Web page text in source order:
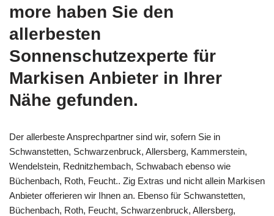
more haben Sie den
allerbesten
Sonnenschutzexperte für
Markisen Anbieter in Ihrer
Nähe gefunden.
Der allerbeste Ansprechpartner sind wir, sofern Sie in
Schwanstetten, Schwarzenbruck, Allersberg, Kammerstein,
Wendelstein, Rednitzhembach, Schwabach ebenso wie
Büchenbach, Roth, Feucht.. Zig Extras und nicht allein Markisen
Anbieter offerieren wir Ihnen an. Ebenso für Schwanstetten,
Büchenbach, Roth, Feucht, Schwarzenbruck, Allersberg,